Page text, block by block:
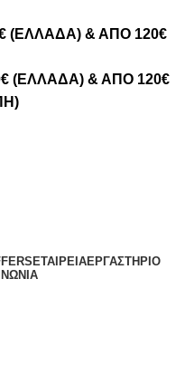
& ΑΠΟ 120€
(ΕΛΛΑΔΑ) & ΑΠΟ 120€
ΕΤΑΙΡΕΊΑΕΡΓΑΣΤΉΡΙΟ